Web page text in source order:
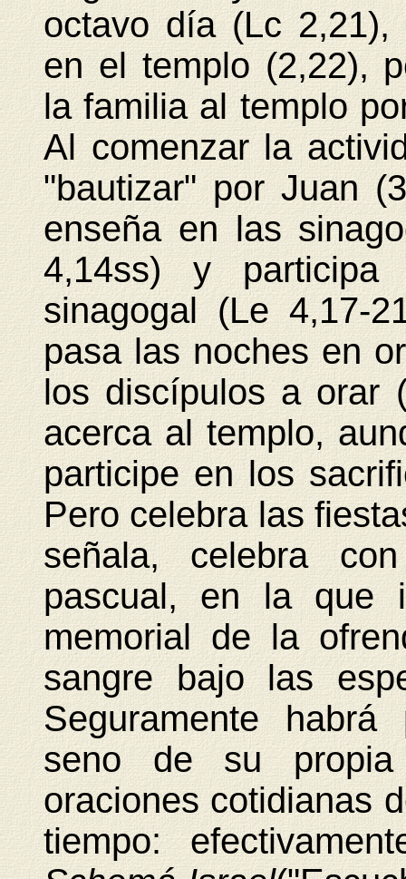
octavo día (Lc 2,21),
en el templo (2,22),
la familia al templo
Al comenzar la
"bautizar" por Juan
enseña en las
4,14ss) y
sinagogal (Le 4,17-
pasa las noches en
los discípulos a orar
acerca al templo,
participe en los
Pero celebra las
señala, celebra
pascual, en la que
memorial de la
sangre bajo las
Seguramente
seno de su
oraciones cotidianas
tiempo: